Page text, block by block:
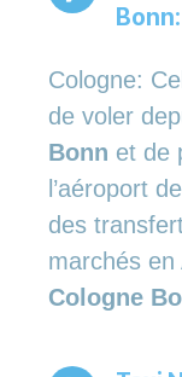
Bonn:
Cologne:
de voler
Bonn et de
l’aéroport
des
marchés en
Cologne